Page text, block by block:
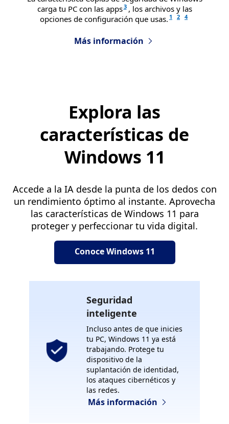
carga tu PC con las apps3 , los archivos y las
opciones de configuración que usas. 1 2 4
Más información
Explora las
características de
Windows 11
Accede a la IA desde la punta de los dedos con
un rendimiento óptimo al instante. Aprovecha
las características de Windows 11 para
proteger y perfeccionar tu vida digital.
Conoce Windows 11
Seguridad
inteligente
Incluso antes de que inicies
tu PC, Windows 11 ya está
trabajando. Protege tu
dispositivo de la
suplantación de identidad,
los ataques cibernéticos y
las redes.
Más información